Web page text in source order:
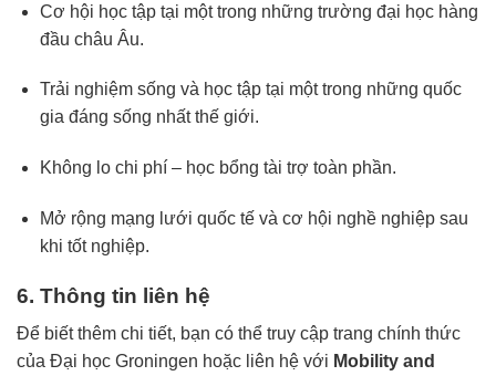
Cơ hội học tập tại mộttrong những trường đại học hàng
đầu châu Âu.
Trải nghiệm sống và học tập tại mộttrong những quốc
gia đáng sống nhấtthế giới.
Không lo chi phí – học bổng tài trợ toàn phần.
Mở rộng mạng lưới quốc tế và cơ hội nghề nghiệp sau
khi tốt nghiệp.
6. Thông tin liên hệ
Để biếtthêm chi tiết, bạn có thể truy cập trang chính thức
của Đại học Groningen hoặc liên hệ với Mobility and